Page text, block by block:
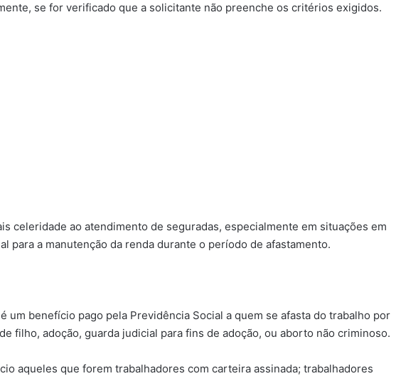
se for verificado que a solicitante não preenche os critérios exigidos.
celeridade ao atendimento de seguradas, especialmente em situações em
para a manutenção da renda durante o período de afastamento.
um benefício pago pela Previdência Social a quem se afasta do trabalho por
filho, adoção, guarda judicial para fins de adoção, ou aborto não criminoso.
aqueles que forem trabalhadores com carteira assinada; trabalhadores